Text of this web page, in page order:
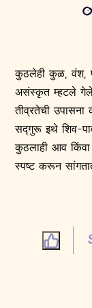
कुठलेही कुळ, वंश,
असंस्कृत म्हटले गेले
तीव्रतेची
सद्गुरू इथे शिव-
कुठलाही आव
स्पष्ट करून